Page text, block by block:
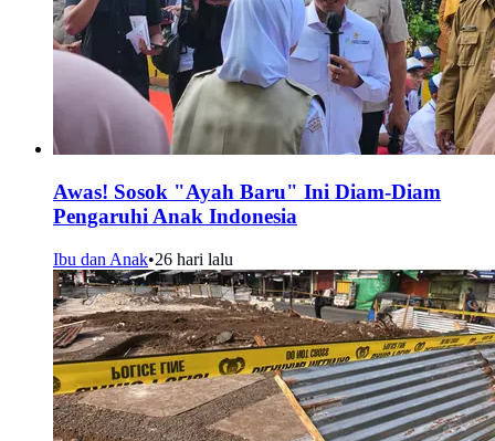
Awas! Sosok "Ayah Baru" Ini Diam-Diam
Pengaruhi Anak Indonesia
Ibu dan Anak•26 hari lalu